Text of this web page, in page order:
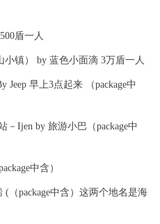
盾一人
小镇） by 蓝色小面滴 3万盾一人
Jeep 早上3点起来 （package中
－Ijen by 旅游小巴（package中
中含）
(（package中含）这两个地名是海